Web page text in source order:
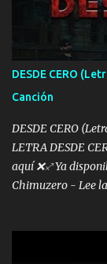
los lados aquel
Ya pasé varias
de este León los
también la nueve
al traicionero
pues hay charola
DESDE CERO
Canción
DESDE CERO
LETRA DESDE
aquí ❌♐ Ya
Chimuzero - Lee